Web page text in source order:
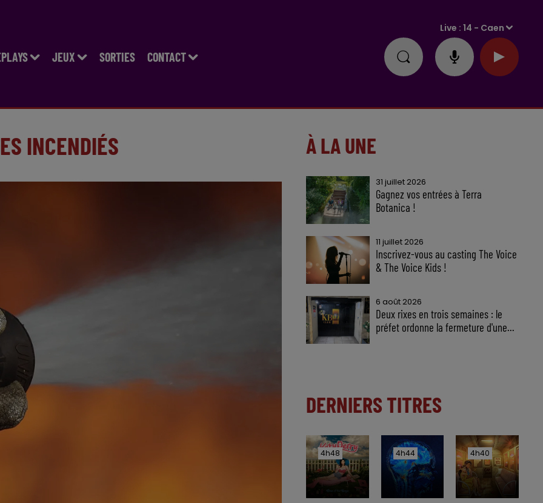
JEUX SORTIES CONTACT
Live :14 - Caen
INCENDIÉS À LA UNE
31 juillet 2026
Gagnez vos entrées à Terra
Botanica !
11 juillet 2026
Inscrivez-vous au casting The Voice
& The Voice Kids !
6 août 2026
Deux rixes en trois semaines : le
préfet ordonne la fermeture d'une...
DERNIERS TITRES
4h48
4h48 4h44
4h44 4h40
4h40